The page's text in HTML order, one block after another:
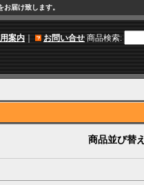
届け致します。
案内｜ お問い合せ 商品検索:
商品並び替え